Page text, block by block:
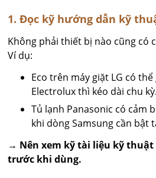
1. Đọc kỹ hướng dẫn kỹ
Không phải thiết bị nào cũng có
Ví dụ:
Eco trên máy giặt LG có
Electrolux thì kéo dài chu kỳ.
Tủ lạnh Panasonic có cảm
khi dòng Samsung cần bật
→ Nên xem kỹ tài liệu kỹ
trước khi dùng.